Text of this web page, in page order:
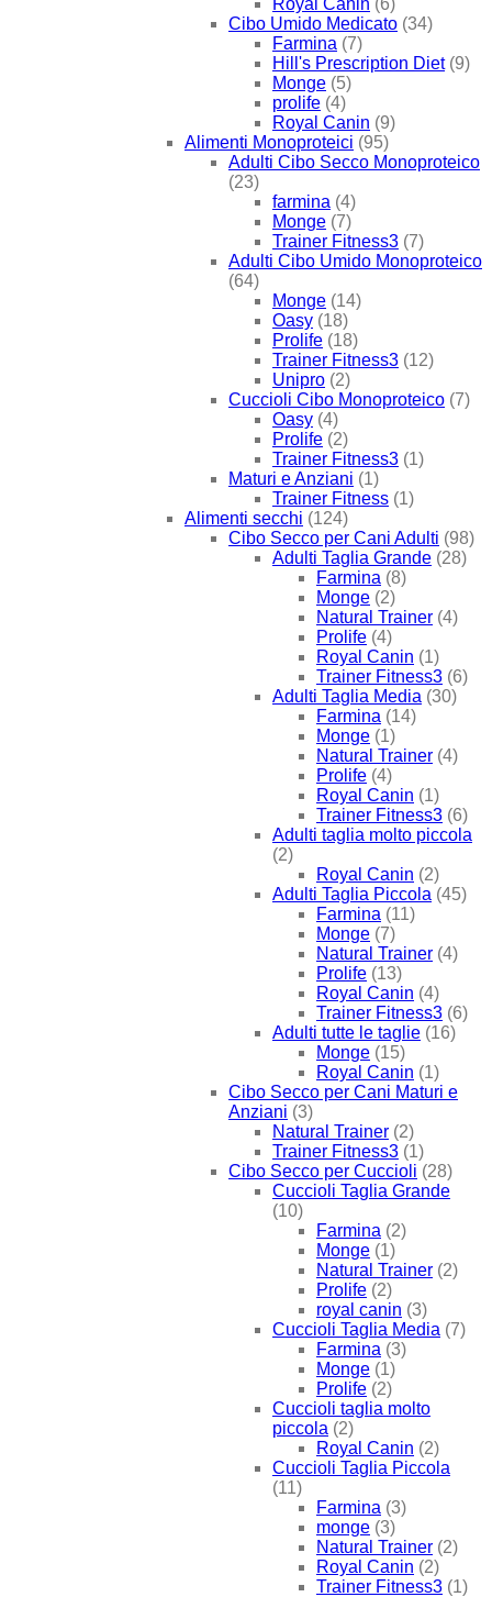
Royal Canin (6)
Cibo Umido Medicato (34)
Farmina (7)
Hill's Prescription Diet (9)
Monge (5)
prolife (4)
Royal Canin (9)
Alimenti Monoproteici (95)
Adulti Cibo Secco Monoproteico
(23)
farmina (4)
Monge (7)
Trainer Fitness3 (7)
Adulti Cibo Umido Monoproteico
(64)
Monge (14)
Oasy (18)
Prolife (18)
Trainer Fitness3 (12)
Unipro (2)
Cuccioli Cibo Monoproteico (7)
Oasy (4)
Prolife (2)
Trainer Fitness3 (1)
Maturi e Anziani (1)
Trainer Fitness (1)
Alimenti secchi (124)
Cibo Secco per Cani Adulti (98)
Adulti Taglia Grande (28)
Farmina (8)
Monge (2)
Natural Trainer (4)
Prolife (4)
Royal Canin (1)
Trainer Fitness3 (6)
Adulti Taglia Media (30)
Farmina (14)
Monge (1)
Natural Trainer (4)
Prolife (4)
Royal Canin (1)
Trainer Fitness3 (6)
Adulti taglia molto piccola
(2)
Royal Canin (2)
Adulti Taglia Piccola (45)
Farmina (11)
Monge (7)
Natural Trainer (4)
Prolife (13)
Royal Canin (4)
Trainer Fitness3 (6)
Adulti tutte le taglie (16)
Monge (15)
Royal Canin (1)
Cibo Secco per Cani Maturi e
Anziani (3)
Natural Trainer (2)
Trainer Fitness3 (1)
Cibo Secco per Cuccioli (28)
Cuccioli Taglia Grande
(10)
Farmina (2)
Monge (1)
Natural Trainer (2)
Prolife (2)
royal canin (3)
Cuccioli Taglia Media (7)
Farmina (3)
Monge (1)
Prolife (2)
Cuccioli taglia molto
piccola (2)
Royal Canin (2)
Cuccioli Taglia Piccola
(11)
Farmina (3)
monge (3)
Natural Trainer (2)
Royal Canin (2)
Trainer Fitness3 (1)